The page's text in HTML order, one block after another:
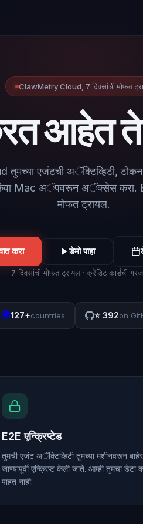
ClawMetry Cloud, 7 दिवसांची मोफत
आहेत ते
एजंटची अॅक्टिव्हिटी,
किंवा Mac अॅपवरून अॅक्सेस करा.
मोफत ट्रायल.
करा डेमो पाहा
7 दिवसांची मोफत ट्रायल · क्रेडिट कार्डची गरज
🌍127+countries ⭐ 392on
E2E एन्क्रिप्टेड
तुमची एजंट अॅक्टिव्हिटी तुमच्या मशीनवरून बाहेर
जाण्यापूर्वी एन्क्रिप्ट केली जाते. आम्ही तुमचा डेटा
पाहत नाही.